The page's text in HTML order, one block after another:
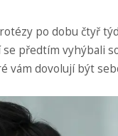
po dobu čtyř
předtím vyhýbali
vám dovolují být